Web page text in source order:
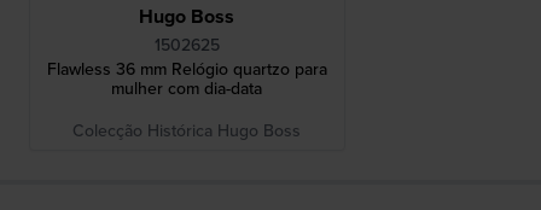
Hugo Boss
1502625
Flawless 36 mm Relógio quartzo para
mulher com dia-data
Colecção Histórica Hugo Boss